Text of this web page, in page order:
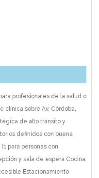
profesionales de la salud o
clínica sobre Av. Córdoba,
de alto tránsito y
definidos con buena
para personas con
y sala de espera Cocina
Estacionamiento